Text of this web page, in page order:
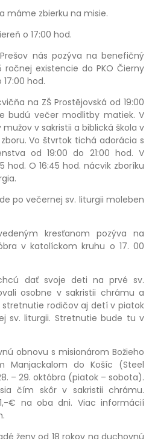
máme zbierku na misie.
o 17:00 hod.
nás pozýva na benefičný
existencie do PKO Čierny
hod.
na ZŠ Prostějovská od 19:00
budú večer modlitby matiek. V
v sakristii a biblická škola v
Vo štvrtok tichá adorácia s
od 19:00 do 21:00 hod. V
hod. O 16:45 hod. nácvik zboríku
po večernej sv. liturgii moleben
kresťanom pozýva na
v katolíckom kruhu o 17. 00
dať svoje deti na prvé sv.
osobne v sakristii chrámu a
rodičov aj detí v piatok
sv. liturgii. Stretnutie bude tu v
obnovu s misionárom Božieho
Manjackalom do Košíc (Steel
– 29. októbra (piatok – sobota).
čím skôr v sakristii chrámu.
€ na oba dni. Viac informácií